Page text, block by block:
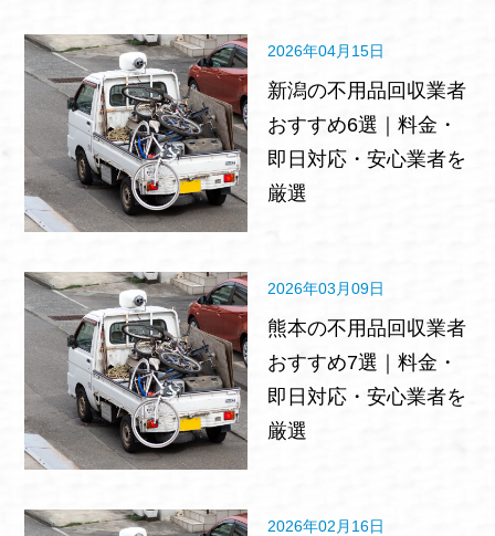
2026年04月15日
新潟の不用品回収業者
おすすめ6選｜料金・
即日対応・安心業者を
厳選
2026年03月09日
熊本の不用品回収業者
おすすめ7選｜料金・
即日対応・安心業者を
厳選
2026年02月16日